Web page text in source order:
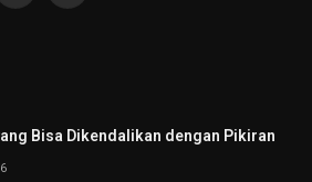
Bisa Dikendalikan dengan Pikiran